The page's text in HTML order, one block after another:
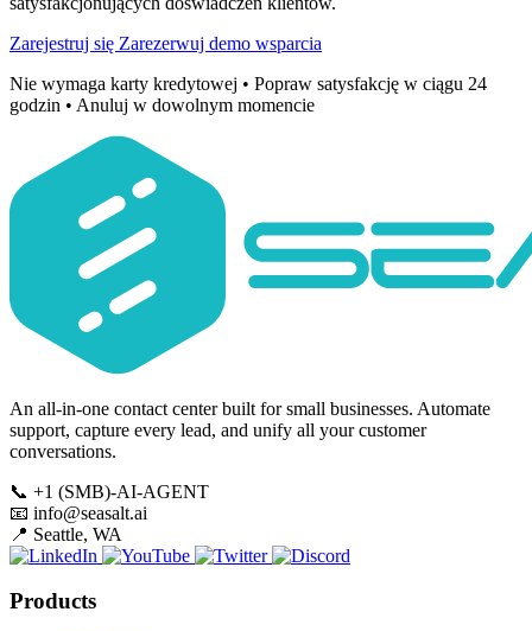
Zarejestruj się Zarezerwuj demo wsparcia
Nie wymaga karty kredytowej • Popraw satysfakcję w ciągu 24
godzin • Anuluj w dowolnym momencie
An all-in-one contact center built for small businesses. Automate
support, capture every lead, and unify all your customer
conversations.
📞 +1 (SMB)-AI-AGENT
📧 info@seasalt.ai
📍 Seattle, WA
Products